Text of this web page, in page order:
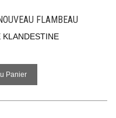
FLAMBEAU
KLANDESTINE
Panier